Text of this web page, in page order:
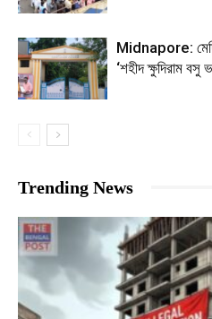
Midnapore:
‘শহীদ ক্ষুদিরাম
Trending News